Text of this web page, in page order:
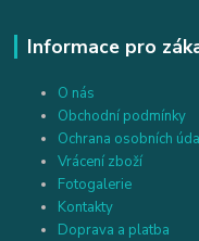
Informace pro
O nás
Obchodní podmínky
Ochrana osobních
Vrácení zboží
Fotogalerie
Kontakty
Doprava a platba